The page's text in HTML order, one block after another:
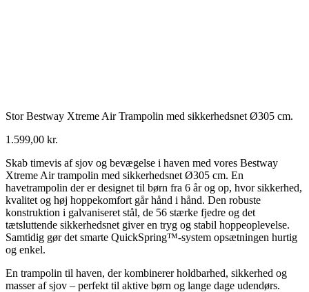
Stor Bestway Xtreme Air Trampolin med sikkerhedsnet Ø305 cm.
1.599,00 kr.
Skab timevis af sjov og bevægelse i haven med vores Bestway
Xtreme Air trampolin med sikkerhedsnet Ø305 cm. En
havetrampolin der er designet til børn fra 6 år og op, hvor sikkerhed,
kvalitet og høj hoppekomfort går hånd i hånd. Den robuste
konstruktion i galvaniseret stål, de 56 stærke fjedre og det
tætsluttende sikkerhedsnet giver en tryg og stabil hoppeoplevelse.
Samtidig gør det smarte QuickSpring™-system opsætningen hurtig
og enkel.
En trampolin til haven, der kombinerer holdbarhed, sikkerhed og
masser af sjov – perfekt til aktive børn og lange dage udendørs.